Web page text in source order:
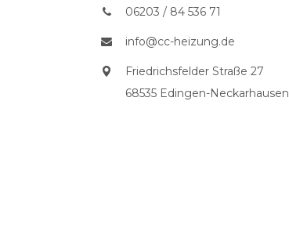
06203 / 84 536 71
info@cc-heizung.de
Friedrichsfelder Straße 27
68535 Edingen-Neckarhausen